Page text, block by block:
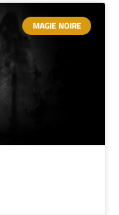
MAGIE NOIRE